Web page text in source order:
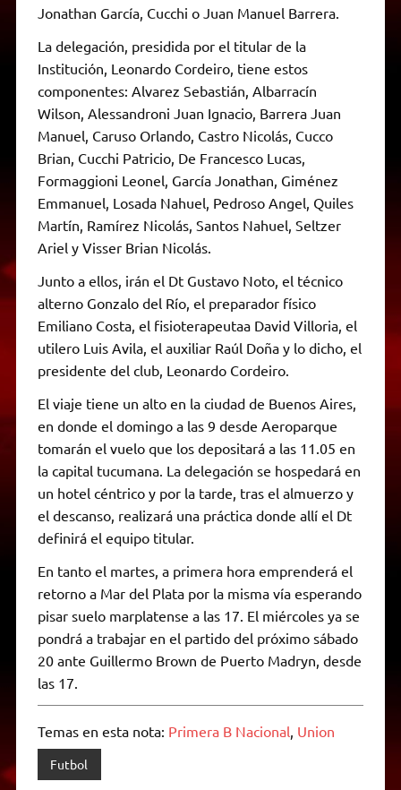
Jonathan García, Cucchi o Juan Manuel Barrera.
La delegación, presidida por el titular de la
Institución, Leonardo Cordeiro, tiene estos
componentes: Alvarez Sebastián, Albarracín
Wilson, Alessandroni Juan Ignacio, Barrera Juan
Manuel, Caruso Orlando, Castro Nicolás, Cucco
Brian, Cucchi Patricio, De Francesco Lucas,
Formaggioni Leonel, García Jonathan, Giménez
Emmanuel, Losada Nahuel, Pedroso Angel, Quiles
Martín, Ramírez Nicolás, Santos Nahuel, Seltzer
Ariel y Visser Brian Nicolás.
Junto a ellos, irán el Dt Gustavo Noto, el técnico
alterno Gonzalo del Río, el preparador físico
Emiliano Costa, el fisioterapeutaa David Villoria, el
utilero Luis Avila, el auxiliar Raúl Doña y lo dicho, el
presidente del club, Leonardo Cordeiro.
El viaje tiene un alto en la ciudad de Buenos Aires,
en donde el domingo a las 9 desde Aeroparque
tomarán el vuelo que los depositará a las 11.05 en
la capital tucumana. La delegación se hospedará en
un hotel céntrico y por la tarde, tras el almuerzo y
el descanso, realizará una práctica donde allí el Dt
definirá el equipo titular.
En tanto el martes, a primera hora emprenderá el
retorno a Mar del Plata por la misma vía esperando
pisar suelo marplatense a las 17. El miércoles ya se
pondrá a trabajar en el partido del próximo sábado
20 ante Guillermo Brown de Puerto Madryn, desde
las 17.
Temas en esta nota: Primera B Nacional Union
Futbol